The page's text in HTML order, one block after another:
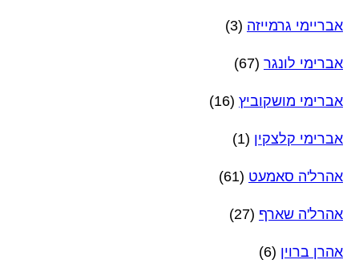
אבריימי גרמייזה (3)
אברימי לונגר (67)
אברימי מושקוביץ (16)
אברימי קלצקין (1)
אהרל'ה סאמעט (61)
אהרל'ה שארף (27)
אהרן ברוין (6)